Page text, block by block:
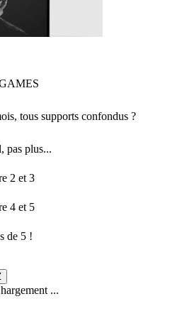
tous supports confondus ?
pas plus...
2 et 3
4 et 5
de 5 !
...